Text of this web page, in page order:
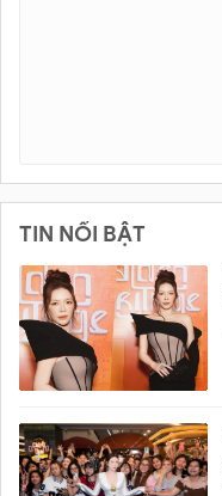
TIN NỔI BẬT